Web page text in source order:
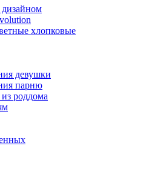
хлопковые
девушки
парню
роддома